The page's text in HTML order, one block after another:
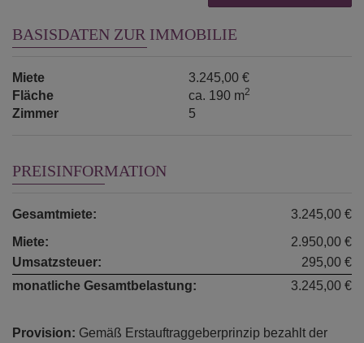
BASISDATEN ZUR IMMOBILIE
Miete
3.245,00 €
Fläche
ca. 190 m2
Zimmer 5
PREISINFORMATION
Gesamtmiete:
3.245,00 €
Miete:
2.950,00 €
Umsatzsteuer:
295,00 €
monatliche Gesamtbelastung:
3.245,00 €
Provision: Gemäß Erstauftraggeberprinzip bezahlt der